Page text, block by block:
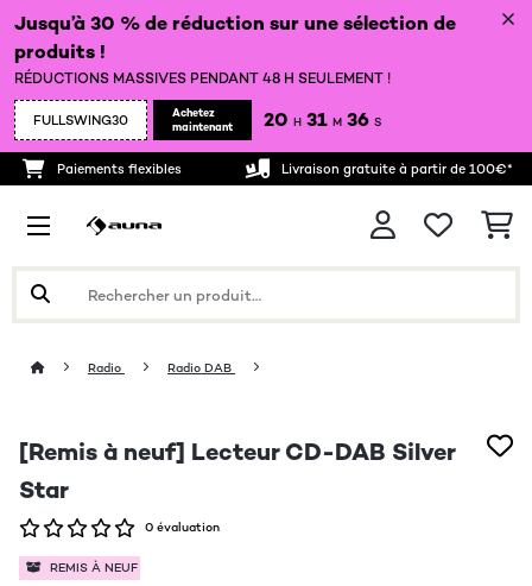
Jusqu’à 30 % de réduction sur une sélection de
produits !
RÉDUCTIONS MASSIVES PENDANT 48 H SEULEMENT !
FULLSWING30
Achetez
maintenant
20 H 31 M 36 S
Paiements flexibles Livraison gratuite à partir de 100€*
Radio Radio DAB
[Remis à neuf] Lecteur CD-DAB Silver
Star
0 évaluation
REMIS À NEUF